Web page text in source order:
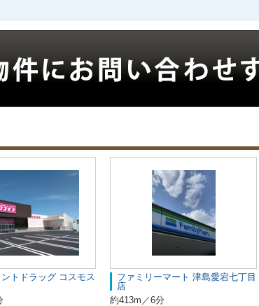
トドラッグ コスモス
ファミリーマート 津島愛宕七丁目
店
約413m／6分